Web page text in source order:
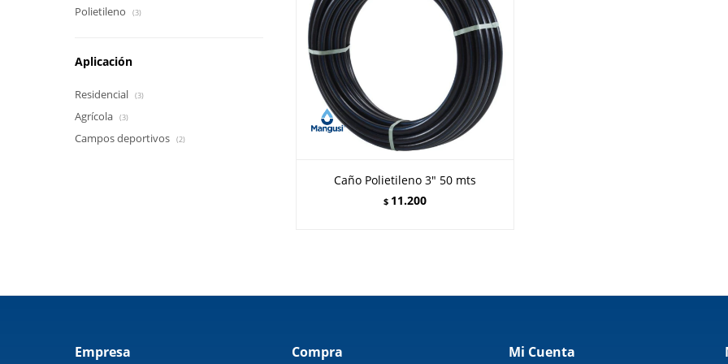
Caño Polietileno 3" 50 mts
$ 11.200
Polietileno (3)
Aplicación
Residencial (3)
Agrícola (3)
Campos deportivos (2)
Empresa Compra Mi Cuenta